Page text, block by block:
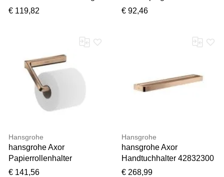
42802000 für Dusche,
€ 119,82
Vergrößerung 1-fach, 3-
€ 92,46
Hansgrohe
hansgrohe Axor
Papierrollenhalter
42846300 ohne Deckel,
€ 141,56
Hansgrohe
hansgrohe Axor
Handtuchhalter 42832300
600 mm, polished red gold
€ 268,99